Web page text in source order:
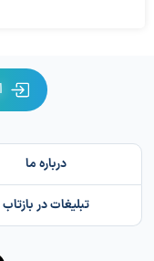
درباره ما
تبلیغات در بازتاب